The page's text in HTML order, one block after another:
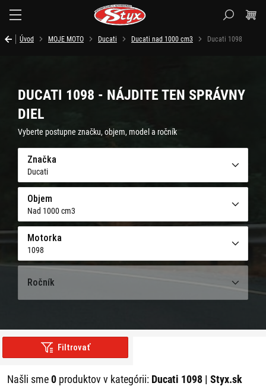
Úvod MOJE MOTO Ducati Ducati nad 1000 cm3 Ducati 1098
DUCATI 1098 - NÁJDITE TEN SPRÁVNY
DIEL
Vyberte postupne značku, objem, model a ročník
Značka
Ducati
Objem
Nad 1000 cm3
Motorka
1098
Ročník
Filtrovať
Našli sme0 produktov v kategórii: Ducati 1098 | Styx.sk